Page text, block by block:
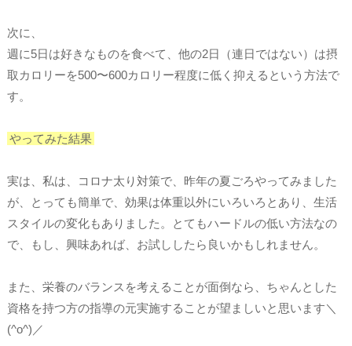
次に、
週に5日は好きなものを食べて、他の2日（連日ではない）は摂
取カロリーを500〜600カロリー程度に低く抑えるという方法で
す。
やってみた結果
実は、私は、コロナ太り対策で、昨年の夏ごろやってみました
が、とっても簡単で、効果は体重以外にいろいろとあり、生活
スタイルの変化もありました。とてもハードルの低い方法なの
で、もし、興味あれば、お試ししたら良いかもしれません。
また、栄養のバランスを考えることが面倒なら、ちゃんとした
資格を持つ方の指導の元実施することが望ましいと思います＼
(^o^)／